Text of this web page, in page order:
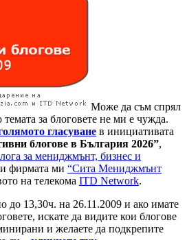
Може да съм спрял
за блоговете не ми е чужда.
гласуване в инициативата
блогове в България 2026”,
за мениджмънт, бизнес и
и фирмата ми “Сита Мениджмънт
на телекома ITD Network.
до 13,30ч. на 26.11.2009 и ако имате
искате да видите кои блогове
и желаете да подкрепите